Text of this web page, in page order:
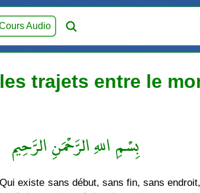
Audio
trajets entre le
بِسْمِ اللهِ الرَّحْمَنِ الرَّحِيم
existe sans début, sans fin, sans